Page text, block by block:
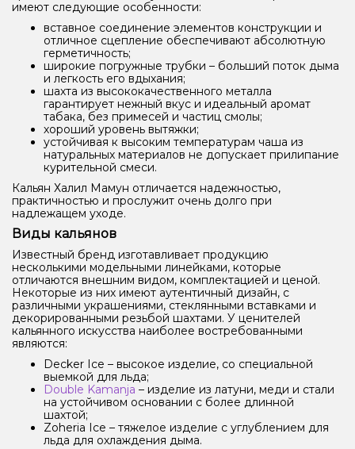
имеют следующие особенности:
вставное соединение элементов конструкции и
отличное сцепление обеспечивают абсолютную
герметичность;
широкие погружные трубки – больший поток дыма
и легкость его вдыхания;
шахта из высококачественного металла
гарантирует нежный вкус и идеальный аромат
табака, без примесей и частиц смолы;
хороший уровень вытяжки;
устойчивая к высоким температурам чаша из
натуральных материалов не допускает прилипание
курительной смеси.
Кальян Халил Мамун отличается надежностью,
практичностью и прослужит очень долго при
надлежащем уходе.
Виды кальянов
Известный бренд изготавливает продукцию
несколькими модельными линейками, которые
отличаются внешним видом, комплектацией и ценой.
Некоторые из них имеют аутентичный дизайн, с
различными украшениями, стеклянными вставками и
декорированными резьбой шахтами. У ценителей
кальянного искусства наиболее востребованными
являются:
Decker Ice – высокое изделие, со специальной
выемкой для льда;
Double Kamanja – изделие из латуни, меди и стали
на устойчивом основании с более длинной
шахтой;
Zoheria Ice – тяжелое изделие с углублением для
льда для охлаждения дыма.